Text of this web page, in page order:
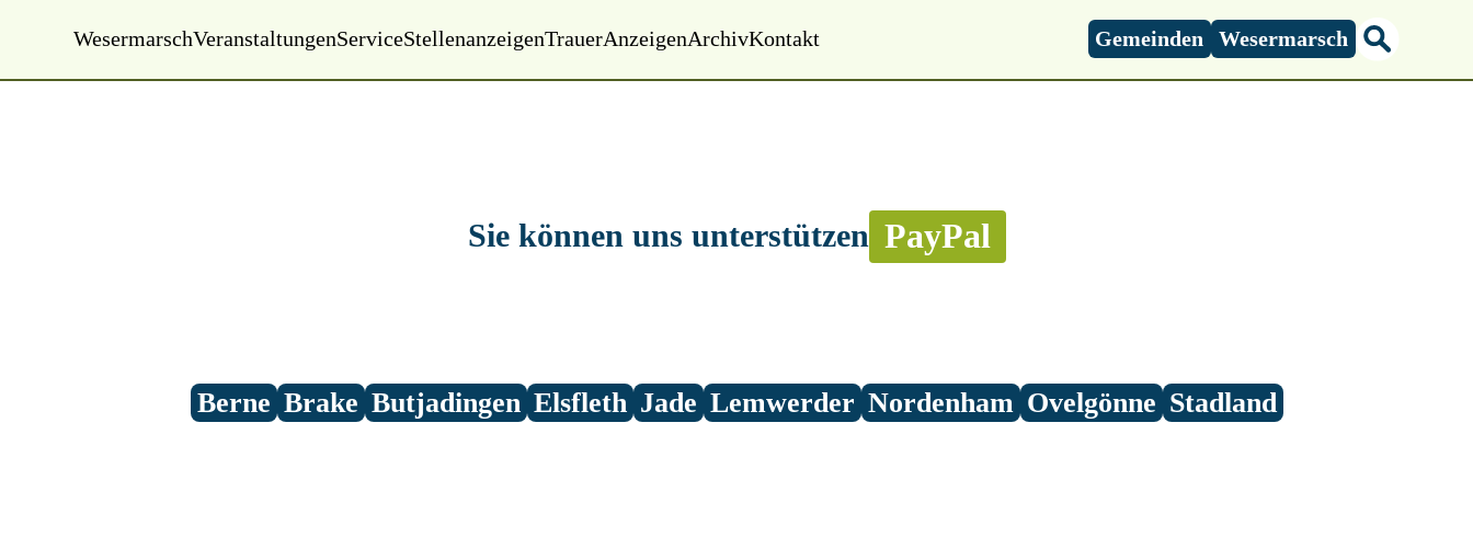
WesermarschVeranstaltungenServiceStellenanzeigenTrauerAnzeigenArchivKontakt Gemeinden Wesermarsch
Sie können uns unterstützen PayPal
Berne Brake Butjadingen Elsfleth Jade Lemwerder Nordenham Ovelgönne Stadland